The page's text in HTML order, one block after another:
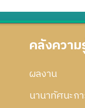
คลังควา
ผลงาน
นานาทัศนะก